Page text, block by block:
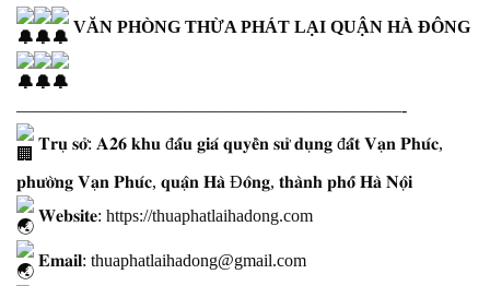
VĂN PHÒNG THỪA PHÁT LẠI QUẬN HÀ ĐÔNG
——————————————————————-
𝐓𝐫𝐮̣ 𝐬𝐨̛̉: 𝐀𝟐𝟔 𝐤𝐡𝐮 đ𝐚̂́𝐮 𝐠𝐢𝐚́ 𝐪𝐮𝐲𝐞̂̀𝐧 𝐬𝐮̛̉ 𝐝𝐮̣𝐧𝐠 đ𝐚̂́𝐭 𝐕𝐚̣𝐧 𝐏𝐡𝐮́𝐜,
𝐩𝐡𝐮̛𝐨̛̀𝐧𝐠 𝐕𝐚̣𝐧 𝐏𝐡𝐮́𝐜, 𝐪𝐮𝐚̣̂𝐧 𝐇𝐚̀ Đ𝐨̂𝐧𝐠, 𝐭𝐡𝐚̀𝐧𝐡 𝐩𝐡𝐨̂́ 𝐇𝐚̀ 𝐍𝐨̣̂𝐢
𝐖𝐞𝐛𝐬𝐢𝐭𝐞: https://thuaphatlaihadong.com
𝐄𝐦𝐚𝐢𝐥: thuaphatlaihadong@gmail.com